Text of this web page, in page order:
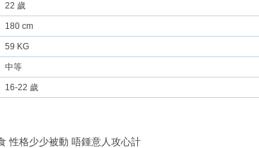
22 歲
180 cm
59 KG
中等
16-22 歲
性格少少被動 唔鍾意人攻心計